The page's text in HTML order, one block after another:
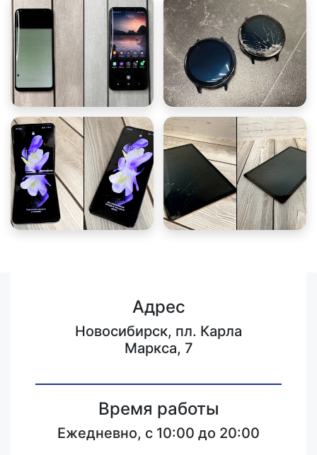
Адрес
Новосибирск, пл. Карла
Маркса, 7
Время работы
Ежедневно, с 10:00 до 20:00